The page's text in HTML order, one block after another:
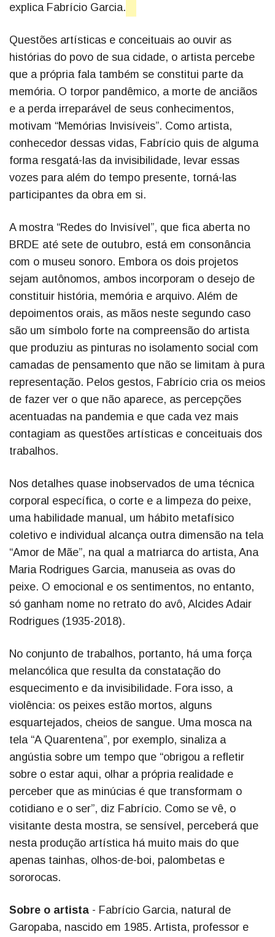
explica Fabrício Garcia.
Questões artísticas e conceituais ao ouvir as
histórias do povo de sua cidade, o artista percebe
que a própria fala também se constitui parte da
memória. O torpor pandêmico, a morte de anciãos
e a perda irreparável de seus conhecimentos,
motivam “Memórias Invisíveis”. Como artista,
conhecedor dessas vidas, Fabrício quis de alguma
forma resgatá-las da invisibilidade, levar essas
vozes para além do tempo presente, torná-las
participantes da obra em si.
A mostra “Redes do Invisível”, que fica aberta no
BRDE até sete de outubro, está em consonância
com o museu sonoro. Embora os dois projetos
sejam autônomos, ambos incorporam o desejo de
constituir história, memória e arquivo. Além de
depoimentos orais, as mãos neste segundo caso
são um símbolo forte na compreensão do artista
que produziu as pinturas no isolamento social com
camadas de pensamento que não se limitam à pura
representação. Pelos gestos, Fabrício cria os meios
de fazer ver o que não aparece, as percepções
acentuadas na pandemia e que cada vez mais
contagiam as questões artísticas e conceituais dos
trabalhos.
Nos detalhes quase inobservados de uma técnica
corporal específica, o corte e a limpeza do peixe,
uma habilidade manual, um hábito metafísico
coletivo e individual alcança outra dimensão na tela
“Amor de Mãe”, na qual a matriarca do artista, Ana
Maria Rodrigues Garcia, manuseia as ovas do
peixe. O emocional e os sentimentos, no entanto,
só ganham nome no retrato do avô, Alcides Adair
Rodrigues (1935-2018).
No conjunto de trabalhos, portanto, há uma força
melancólica que resulta da constatação do
esquecimento e da invisibilidade. Fora isso, a
violência: os peixes estão mortos, alguns
esquartejados, cheios de sangue. Uma mosca na
tela “A Quarentena”, por exemplo, sinaliza a
angústia sobre um tempo que “obrigou a refletir
sobre o estar aqui, olhar a própria realidade e
perceber que as minúcias é que transformam o
cotidiano e o ser”, diz Fabrício. Como se vê, o
visitante desta mostra, se sensível, perceberá que
nesta produção artística há muito mais do que
apenas tainhas, olhos-de-boi, palombetas e
sororocas.
Sobre o artista - Fabrício Garcia, natural de
Garopaba, nascido em 1985. Artista, professor e